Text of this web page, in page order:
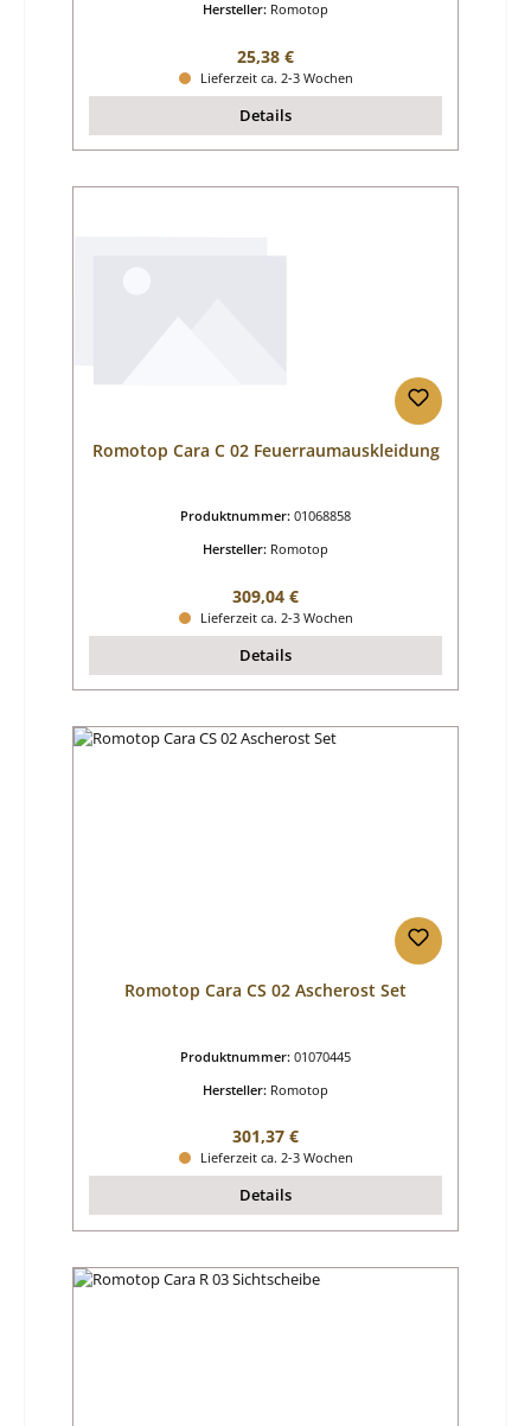
Hersteller: Romotop
Regulärer Preis:
25,38 €
Lieferzeit ca. 2-3 Wochen
Details
Romotop Cara C 02 Feuerraumauskleidung
Produktnummer: 01068858
Hersteller: Romotop
Regulärer Preis:
309,04 €
Lieferzeit ca. 2-3 Wochen
Details
Romotop Cara CS 02 Ascherost Set
Produktnummer: 01070445
Hersteller: Romotop
Regulärer Preis:
301,37 €
Lieferzeit ca. 2-3 Wochen
Details